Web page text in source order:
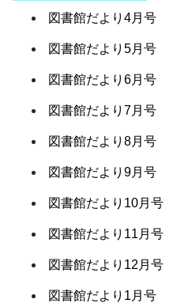
図書館だより4月号
図書館だより5月号
図書館だより6月号
図書館だより7月号
図書館だより8月号
図書館だより9月号
図書館だより10月号
図書館だより11月号
図書館だより12月号
図書館だより1月号